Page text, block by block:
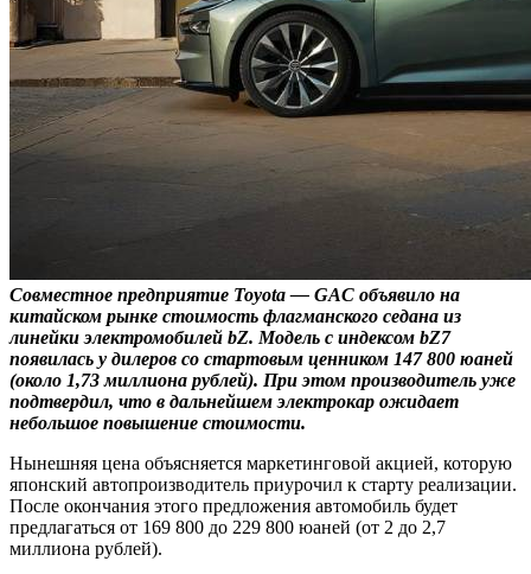
Совместное предприятие Toyota — GAC объявило на
китайском рынке стоимость флагманского седана из
линейки электромобилей bZ. Модель с индексом bZ7
появилась у дилеров со стартовым ценником 147 800 юаней
(около 1,73 миллиона рублей). При этом производитель уже
подтвердил, что в дальнейшем электрокар ожидает
небольшое повышение стоимости.
Нынешняя цена объясняется маркетинговой акцией, которую
японский автопроизводитель приурочил к старту реализации.
После окончания этого предложения автомобиль будет
предлагаться от 169 800 до 229 800 юаней (от 2 до 2,7
миллиона рублей).